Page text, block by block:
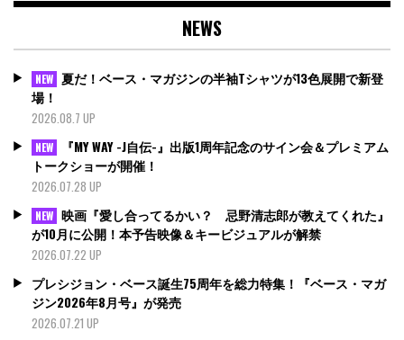
NEWS
NEW 夏だ！ベース・マガジンの半袖Tシャツが13色展開で新登
場！
2026.08.7 UP
NEW
『MY WAY -J自伝-』出版1周年記念のサイン会＆プレミアム
トークショーが開催！
2026.07.28 UP
NEW 映画『愛し合ってるかい？ 忌野清志郎が教えてくれた』
が10月に公開！本予告映像＆キービジュアルが解禁
2026.07.22 UP
プレシジョン・ベース誕生75周年を総力特集！『ベース・マガ
ジン2026年8月号』が発売
2026.07.21 UP